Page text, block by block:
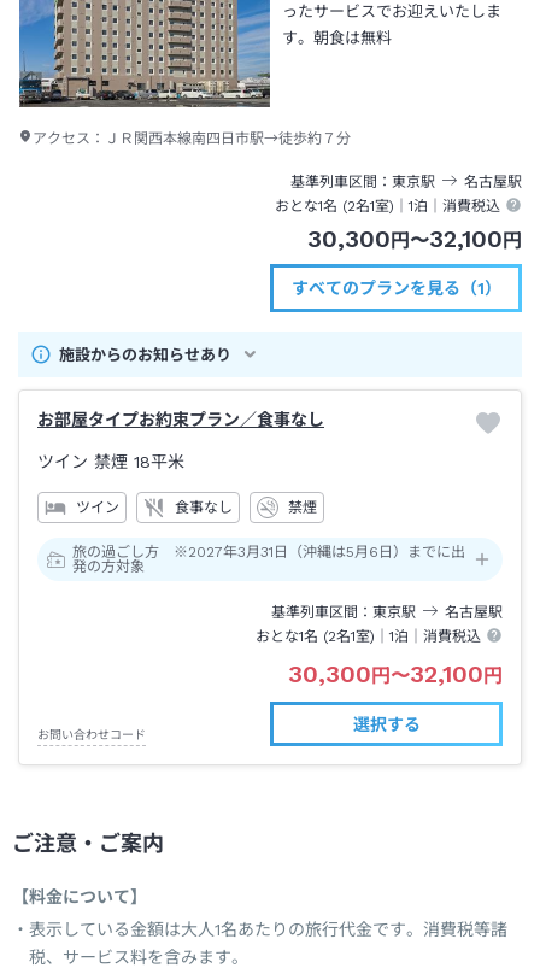
ったサービスでお迎えいたしま
す。朝食は無料
アクセス： ＪＲ関西本線南四日市駅→徒歩約７分
基準列車区間 東京駅 名古屋駅
おとな1名 (2名1室)｜1泊 ｜消費税込
30,300 円 〜32,100 円
すべてのプランを見る（1）
施設からのお知らせあり
お部屋タイプお約束プラン／食事なし
ツイン 禁煙 18平米
ツイン 食事なし 禁煙
旅の過ごし方 ※2027年3月31日（沖縄は5月6日）までに出
発の方対象
基準列車区間 東京駅 名古屋駅
おとな1名 (2名1室)｜1泊 ｜消費税込
30,300 円 〜32,100 円
お問い合わせコード
選択する
ご注意・ご案内
【料金について】
表示している金額は大人1名あたりの旅行代金です。消費税等諸
税、サービス料を含みます。